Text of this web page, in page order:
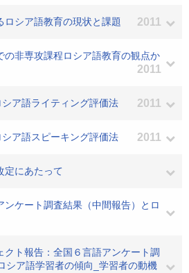
ロシア語教育の現状と課題 2011
の非専攻課程ロシア語教育の観点か
2011
ア語ライティング評価法 2011
ア語スピーキング評価法 2011
定にあたって
ンケート調査結果（中間報告）とロ
クト報告：全国６言語アンケート調
シア語学習者の傾向_学習者の動機